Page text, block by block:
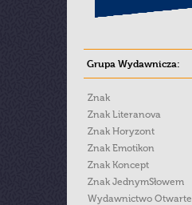
Grupa Wydawnicza:
Znak
Znak Literanova
Znak Horyzont
Znak Emotikon
Znak Koncept
Znak JednymSłowem
Wydawnictwo Otwarte